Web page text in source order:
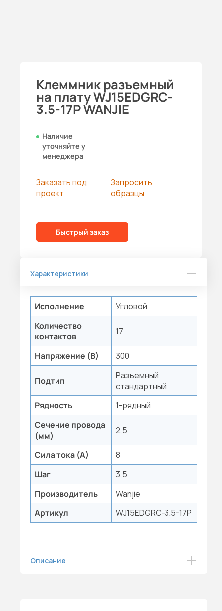
Клеммник разъемный
на плату WJ15EDGRC-
3.5-17P WANJIE
Наличие
уточняйте у
менеджера
Заказать под
проект
Запросить
образцы
Быстрый заказ
Характеристики
Исполнение
Угловой
Количество
контактов
17
Напряжение (В) 300
Подтип
Разъемный
стандартный
Рядность
1-рядный
Сечение провода
(мм)
2,5
Сила тока (А)
8
Шаг
3,5
Производитель
Wanjie
Артикул
WJ15EDGRC-3.5-17P
Описание